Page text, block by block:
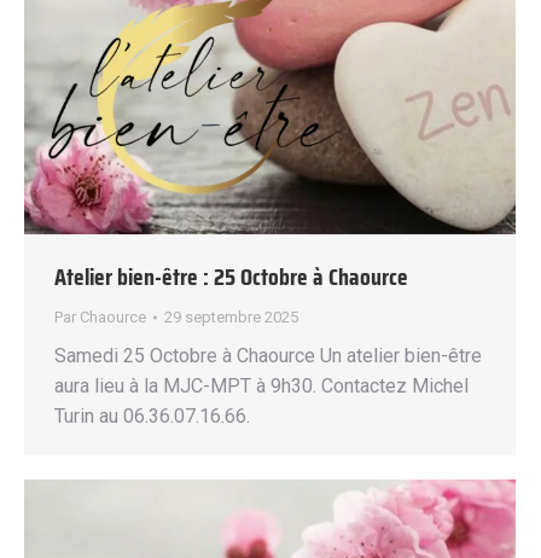
Atelier bien-être : 25 Octobre à Chaource
Par Chaource 29 septembre 2025
Samedi 25 Octobre à Chaource Un atelier bien-être
aura lieu à la MJC-MPT à 9h30. Contactez Michel
Turin au 06.36.07.16.66.